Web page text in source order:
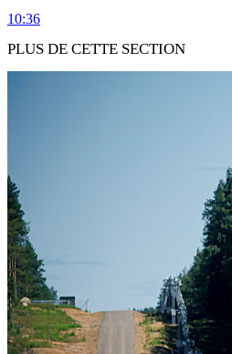
10:36
PLUS DE CETTE SECTION